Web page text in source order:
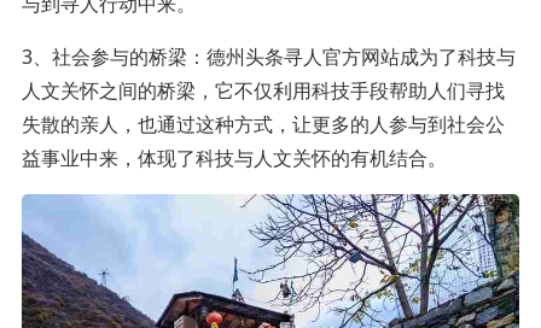
3、社会参与的桥梁：德州头条寻人官方网站成为了科技与
人文关怀之间的桥梁，它不仅利用科技手段帮助人们寻找
失散的亲人，也通过这种方式，让更多的人参与到社会公
益事业中来，体现了科技与人文关怀的有机结合。